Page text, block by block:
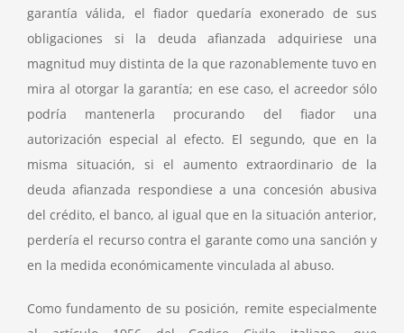
garantía válida, el fiador quedaría exonerado de sus
obligaciones si la deuda afianzada adquiriese una
magnitud muy distinta de la que razonablemente tuvo en
mira al otorgar la garantía; en ese caso, el acreedor sólo
podría mantenerla procurando del fiador una
autorización especial al efecto. El segundo, que en la
misma situación, si el aumento extraordinario de la
deuda afianzada respondiese a una concesión abusiva
del crédito, el banco, al igual que en la situación anterior,
perdería el recurso contra el garante como una sanción y
en la medida económicamente vinculada al abuso.
Como fundamento de su posición, remite especialmente